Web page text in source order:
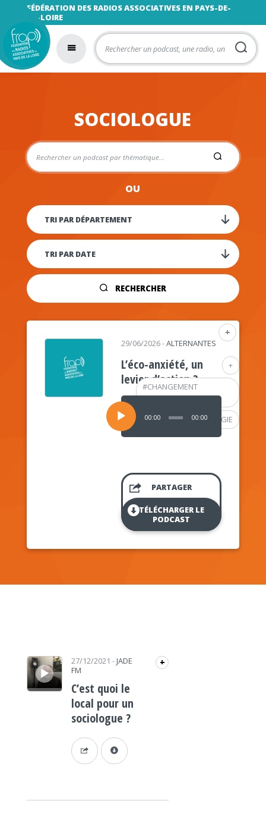
FÉDÉRATION DES RADIOS ASSOCIATIVES EN PAYS-DE-
LA-LOIRE
SOCIOLOGUE
OU
RECHERCHER
+
+
#CHANGEMENT
CLIMATIQUE
#PSYCHOLOGIE
29/06/2026-ALTERNANTES
L’éco-anxiété, un
levier d’action ?
Lecteur
audio
00:00 00:00
PARTAGER
TÉLÉCHARGER LE
PODCAST
Lecteur audio 27/12/2021 - JADE
FM
+
C’est quoi le
local pour un
sociologue ?